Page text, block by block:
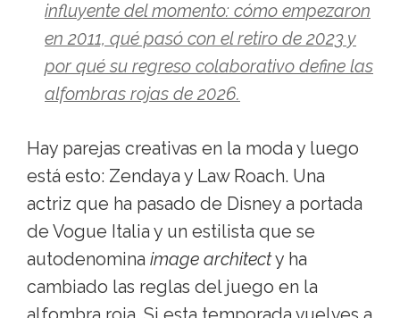
influyente del momento: cómo empezaron
en 2011, qué pasó con el retiro de 2023 y
por qué su regreso colaborativo define las
alfombras rojas de 2026.
Hay parejas creativas en la moda y luego
está esto: Zendaya y Law Roach. Una
actriz que ha pasado de Disney a portada
de Vogue Italia y un estilista que se
autodenomina image architecty ha
cambiado las reglas del juego en la